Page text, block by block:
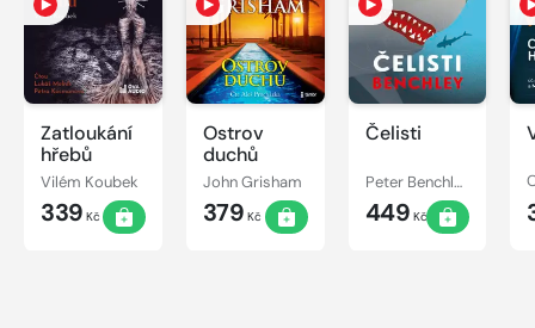
Zatloukání
hřebů
Vilém Koubek
339 Kč
Ostrov
duchů
John Grisham
379 Kč
Čelisti
Peter Benchley
449 Kč